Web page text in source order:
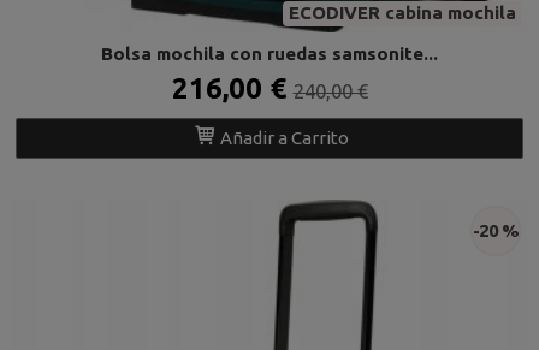
ECODIVER cabina mochila
Bolsa mochila con ruedas samsonite...
216,00 €240,00 €
Añadir a Carrito
-20 %